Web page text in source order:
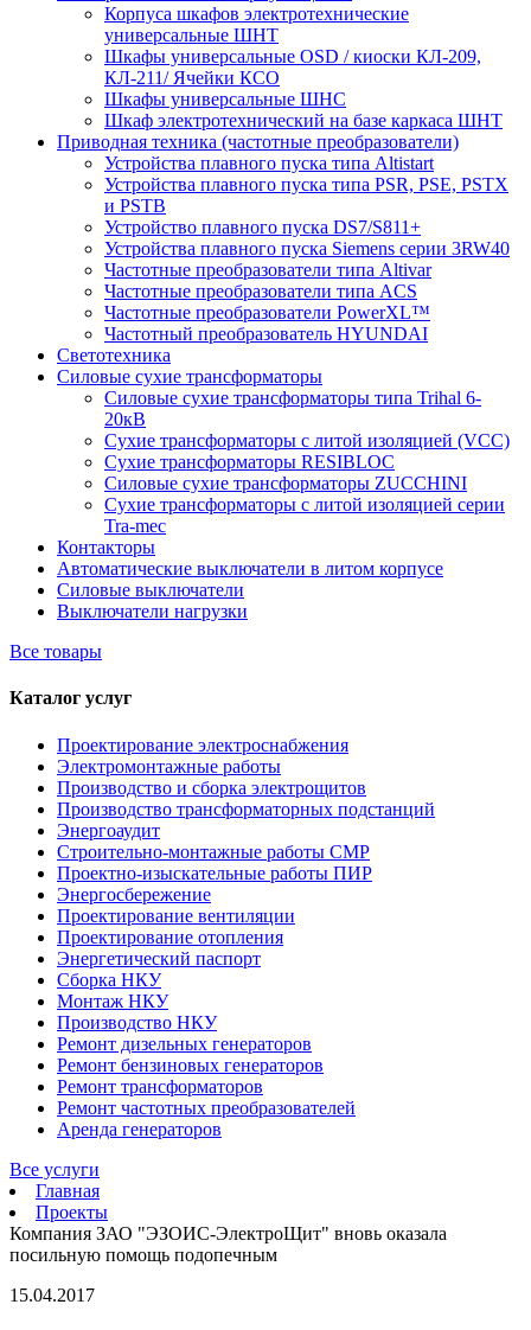
Корпуса шкафов электротехнические
универсальные ШНТ
Шкафы универсальные OSD / киоски КЛ-209,
КЛ-211/ Ячейки КСО
Шкафы универсальные ШНС
Шкаф электротехнический на базе каркаса ШНТ
Приводная техника (частотные преобразователи)
Устройства плавного пуска типа Altistart
Устройства плавного пуска типа PSR, PSE, PSTX
и PSTB
Устройство плавного пуска DS7/S811+
Устройства плавного пуска Siemens серии 3RW40
Частотные преобразователи типа Altivar
Частотные преобразователи типа ACS
Частотные преобразователи PowerXL™
Частотный преобразователь HYUNDAI
Светотехника
Силовые сухие трансформаторы
Силовые сухие трансформаторы типа Trihal 6-
20кВ
Сухие трансформаторы с литой изоляцией (VCC)
Сухие трансформаторы RESIBLOC
Силовые сухие трансформаторы ZUCCHINI
Сухие трансформаторы с литой изоляцией серии
Tra-mec
Контакторы
Автоматические выключатели в литом корпусе
Силовые выключатели
Выключатели нагрузки
Все товары
Каталог услуг
Проектирование электроснабжения
Электромонтажные работы
Производство и сборка электрощитов
Производство трансформаторных подстанций
Энергоаудит
Строительно-монтажные работы СМР
Проектно-изыскательные работы ПИР
Энергосбережение
Проектирование вентиляции
Проектирование отопления
Энергетический паспорт
Сборка НКУ
Монтаж НКУ
Производство НКУ
Ремонт дизельных генераторов
Ремонт бензиновых генераторов
Ремонт трансформаторов
Ремонт частотных преобразователей
Аренда генераторов
Все услуги
Главная
Проекты
Компания ЗАО "ЭЗОИС-ЭлектроЩит" вновь оказала
посильную помощь подопечным
15.04.2017